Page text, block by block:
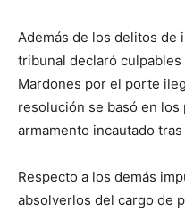
Además de los delitos de
tribunal declaró
Mardones por el porte
resolución se basó en
armamento incautado
Respecto a los demás
absolverlos del cargo de